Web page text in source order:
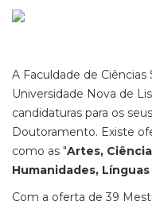
A Faculdade de Ciências
Universidade Nova de
candidaturas para os
Doutoramento. Existe
como as "Artes,
Humanidades,
Com a oferta de 39